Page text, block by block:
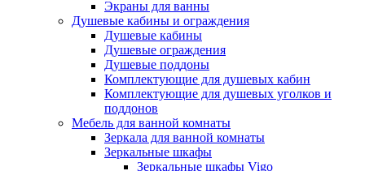
Экраны для ванны
Душевые кабины и ограждения
Душевые кабины
Душевые ограждения
Душевые поддоны
Комплектующие для душевых кабин
Комплектующие для душевых уголков и
поддонов
Мебель для ванной комнаты
Зеркала для ванной комнаты
Зеркальные шкафы
Зеркальные шкафы Vigo